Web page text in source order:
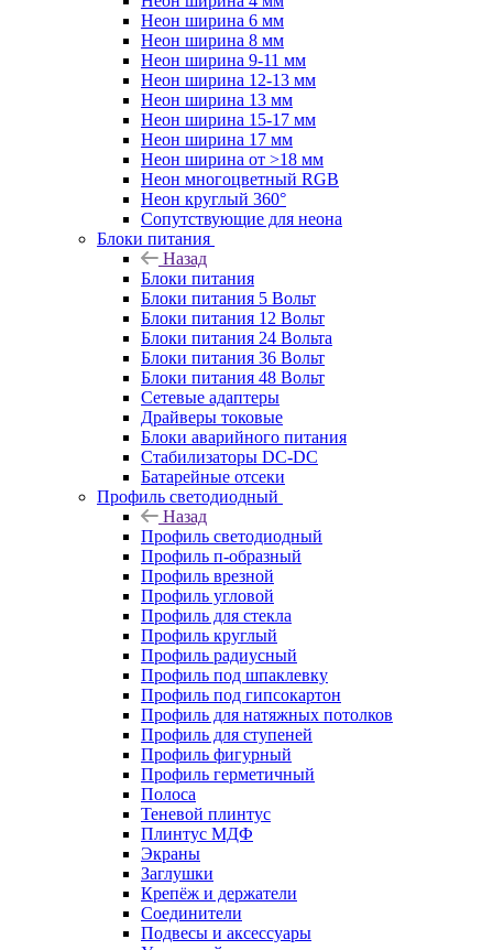
Неон ширина 6 мм
Неон ширина 8 мм
Неон ширина 9-11 мм
Неон ширина 12-13 мм
Неон ширина 13 мм
Неон ширина 15-17 мм
Неон ширина 17 мм
Неон ширина от >18 мм
Неон многоцветный RGB
Неон круглый 360°
Сопутствующие для неона
Блоки питания
Назад
Блоки питания
Блоки питания 5 Вольт
Блоки питания 12 Вольт
Блоки питания 24 Вольта
Блоки питания 36 Вольт
Блоки питания 48 Вольт
Сетевые адаптеры
Драйверы токовые
Блоки аварийного питания
Стабилизаторы DC-DC
Батарейные отсеки
Профиль светодиодный
Назад
Профиль светодиодный
Профиль п-образный
Профиль врезной
Профиль угловой
Профиль для стекла
Профиль круглый
Профиль радиусный
Профиль под шпаклевку
Профиль под гипсокартон
Профиль для натяжных потолков
Профиль для ступеней
Профиль фигурный
Профиль герметичный
Полоса
Теневой плинтус
Плинтус МДФ
Экраны
Заглушки
Крепёж и держатели
Соединители
Подвесы и аксессуары